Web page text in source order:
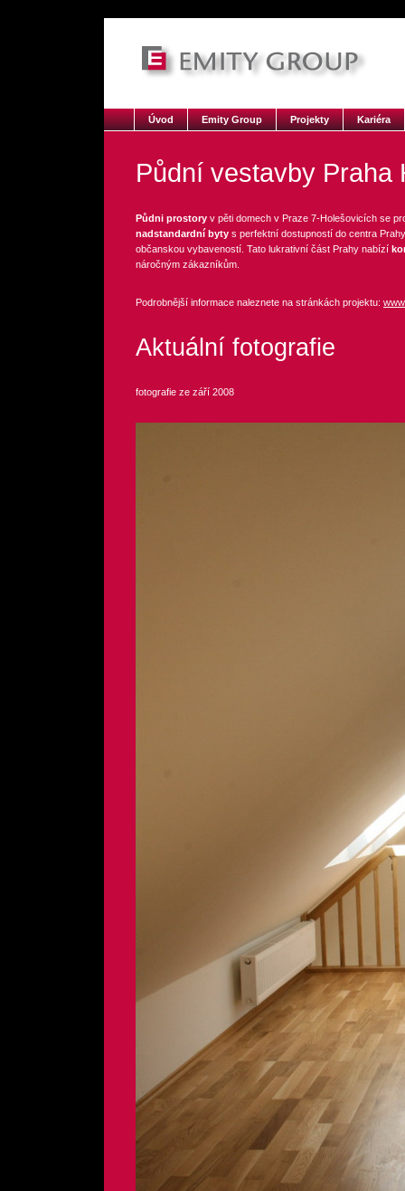
Půdní vestavby Praha
Půdni prostory v pěti domech v Praze 7-Holešovicích se
nadstandardní byty s perfektní dostupností do centra
občanskou vybaveností. Tato lukrativní část Prahy nabízí
náročným zákazníkům.
Podrobnější informace naleznete na stránkách projektu:
Aktuální fotografie
fotografie ze září 2008
Úvod Emity Group Projekty Kariéra